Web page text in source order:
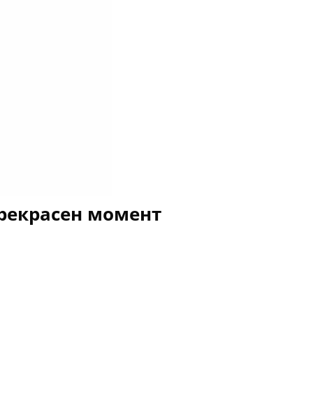
момент